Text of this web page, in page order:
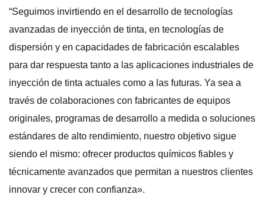
“Seguimos invirtiendo en el desarrollo de tecnologías
avanzadas de inyección de tinta, en tecnologías de
dispersión y en capacidades de fabricación escalables
para dar respuesta tanto a las aplicaciones industriales de
inyección de tinta actuales como a las futuras. Ya sea a
través de colaboraciones con fabricantes de equipos
originales, programas de desarrollo a medida o soluciones
estándares de alto rendimiento, nuestro objetivo sigue
siendo el mismo: ofrecer productos químicos fiables y
técnicamente avanzados que permitan a nuestros clientes
innovar y crecer con confianza».